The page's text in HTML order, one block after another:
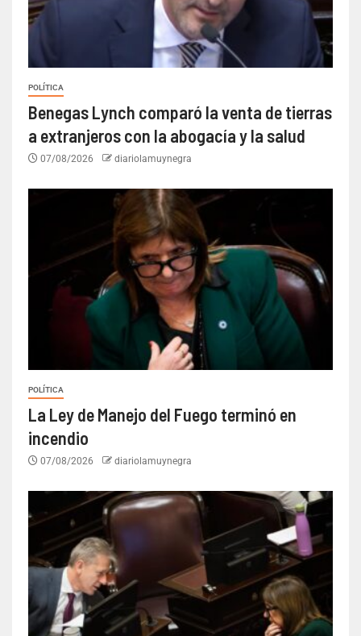
POLÍTICA
Benegas Lynch comparó la venta de tierras
a extranjeros con la abogacía y la salud
07/08/2026 diariolamuynegra
POLÍTICA
La Ley de Manejo del Fuego terminó en
incendio
07/08/2026 diariolamuynegra